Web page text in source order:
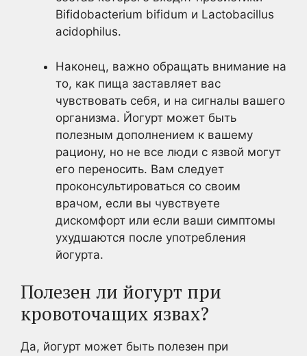
Bifidobacterium bifidum и Lactobacillus
acidophilus.
Наконец, важно обращать внимание на
то, как пища заставляет вас
чувствовать себя, и на сигналы вашего
организма. Йогурт может быть
полезным дополнением к вашему
рациону, но не все люди с язвой могут
его переносить. Вам следует
проконсультироваться со своим
врачом, если вы чувствуете
дискомфорт или если ваши симптомы
ухудшаются после употребления
йогурта.
Полезен ли йогурт при
кровоточащих язвах?
Да, йогурт может быть полезен при